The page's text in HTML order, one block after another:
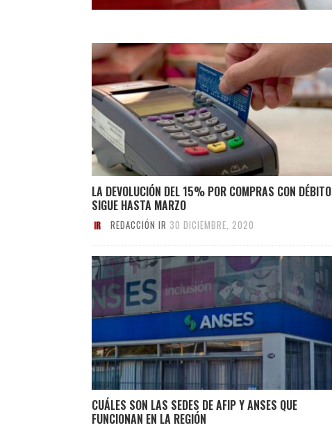
LA DEVOLUCIÓN DEL 15% POR COMPRAS CON DÉBITO
SIGUE HASTA MARZO
REDACCIÓN IR 30 DICIEMBRE, 2020
CUÁLES SON LAS SEDES DE AFIP Y ANSES QUE
FUNCIONAN EN LA REGIÓN